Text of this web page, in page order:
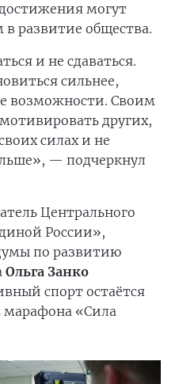
могут
развитие общества.
и не сдаваться.
сильнее,
возможности. Своим
других,
силах и не
— подчеркнул
Центрального
России»,
по развитию
Ольга Занко
спорт остаётся
«Сила